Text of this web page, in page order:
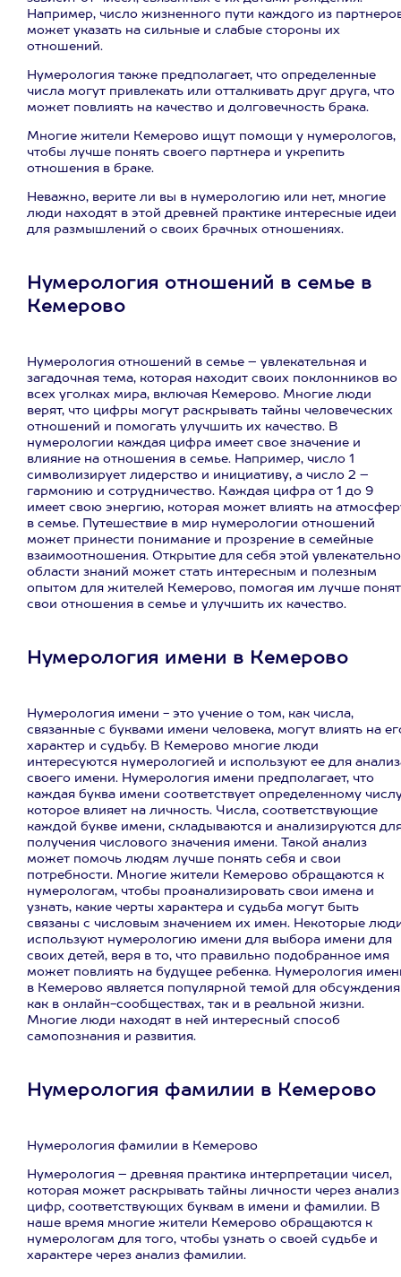
Например, число жизненного пути каждого из
может указать на сильные и слабые стороны их
отношений.
Нумерология также предполагает, что определенные
числа могут привлекать или отталкивать друг друга, что
может повлиять на качество и долговечность брака.
Многие жители Кемерово ищут помощи у нумерологов,
чтобы лучше понять своего партнера и укрепить
отношения в браке.
Неважно, верите ли вы в нумерологию или нет, многие
люди находят в этой древней практике интересные идеи
для размышлений о своих брачных отношениях.
Нумерология отношений в семье в
Кемерово
Нумерология отношений в семье – увлекательная и
загадочная тема, которая находит своих поклонников во
всех уголках мира, включая Кемерово. Многие люди
верят, что цифры могут раскрывать тайны человеческих
отношений и помогать улучшить их качество. В
нумерологии каждая цифра имеет свое значение и
влияние на отношения в семье. Например, число 1
символизирует лидерство и инициативу, а число 2 –
гармонию и сотрудничество. Каждая цифра от 1 до 9
имеет свою энергию, которая может влиять на
в семье. Путешествие в мир нумерологии отношений
может принести понимание и прозрение в семейные
взаимоотношения. Открытие для себя этой
области знаний может стать интересным и полезным
опытом для жителей Кемерово, помогая им лучше
свои отношения в семье и улучшить их качество.
Нумерология имени в Кемерово
Нумерология имени - это учение о том, как числа,
связанные с буквами имени человека, могут влиять на
характер и судьбу. В Кемерово многие люди
интересуются нумерологией и используют ее для
своего имени. Нумерология имени предполагает, что
каждая буква имени соответствует определенному
которое влияет на личность. Числа, соответствующие
каждой букве имени, складываются и анализируются
получения числового значения имени. Такой анализ
может помочь людям лучше понять себя и свои
потребности. Многие жители Кемерово обращаются к
нумерологам, чтобы проанализировать свои имена и
узнать, какие черты характера и судьба могут быть
связаны с числовым значением их имен. Некоторые
используют нумерологию имени для выбора имени для
своих детей, веря в то, что правильно подобранное имя
может повлиять на будущее ребенка. Нумерология
в Кемерово является популярной темой для обсуждения
как в онлайн-сообществах, так и в реальной жизни.
Многие люди находят в ней интересный способ
самопознания и развития.
Нумерология фамилии в Кемерово
Нумерология фамилии в Кемерово
Нумерология – древняя практика интерпретации чисел,
которая может раскрывать тайны личности через анализ
цифр, соответствующих буквам в имени и фамилии. В
наше время многие жители Кемерово обращаются к
нумерологам для того, чтобы узнать о своей судьбе и
характере через анализ фамилии.